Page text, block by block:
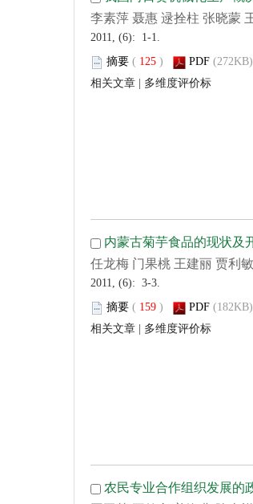
2011, (6): 1-1.
(
)
2011, (6): 3-3.
(
)